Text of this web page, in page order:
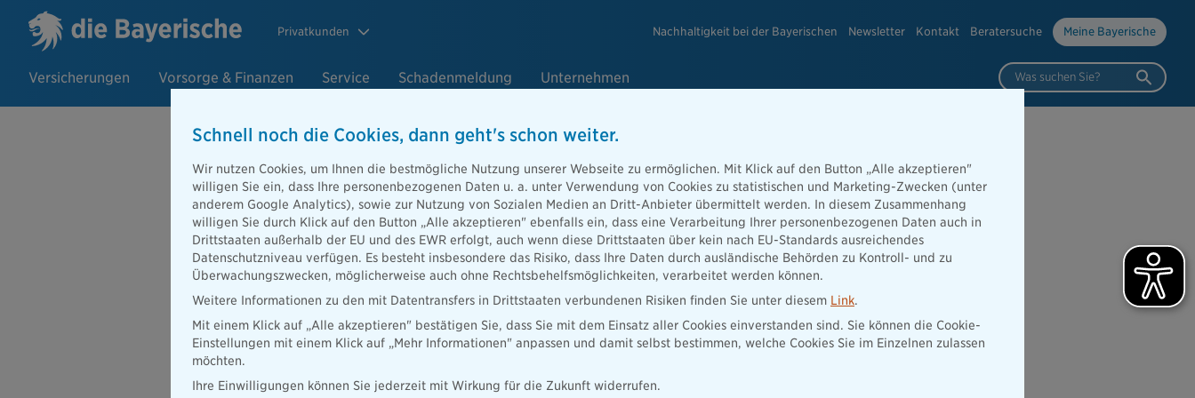
Privatkunden Nachhaltigkeit bei der Bayerischen Newsletter Kontakt Beratersuche Meine Bayerische
Versicherungen Vorsorge & Finanzen Service Schadenmeldung Unternehmen Was suchen Sie?
26.09.2019
Versicherungsgruppe die Bayerische und Pangaea Life
werden klimaneutral
Die Bayerische und ihre nachhaltige Tochter Pangaea Life setzen ein Zeichen für den
Klimaschutz und wirtschaften ab sofort klimaneutral. Als klimaneutrales Unternehmen erfüllt
Den klimawirksamen Ausgleich sämtlicher CO₂-Emissionen weist die Bayerische fortan durch
Schnell noch die Cookies, dann geht's schon weiter.
Wir nutzen Cookies, um Ihnen die bestmögliche Nutzung unserer Webseite zu ermöglichen. Mit Klick auf den Button „Alle akzeptieren"
willigen Sie ein, dass Ihre personenbezogenen Daten u. a. unter Verwendung von Cookies zu statistischen und Marketing-Zwecken (unter
anderem Google Analytics), sowie zur Nutzung von Sozialen Medien an Dritt-Anbieter übermittelt werden. In diesem Zusammenhang
willigen Sie durch Klick auf den Button „Alle akzeptieren" ebenfalls ein, dass eine Verarbeitung Ihrer personenbezogenen Daten auch in
Drittstaaten außerhalb der EU und des EWR erfolgt, auch wenn diese Drittstaaten über kein nach EU-Standards ausreichendes
Datenschutzniveau verfügen. Es besteht insbesondere das Risiko, dass Ihre Daten durch ausländische Behörden zu Kontroll- und zu
Überwachungszwecken, möglicherweise auch ohne Rechtsbehelfsmöglichkeiten, verarbeitet werden können.
Weitere Informationen zu den mit Datentransfers in Drittstaaten verbundenen Risiken finden Sie unter diesem Link.
Mit einem Klick auf „Alle akzeptieren" bestätigen Sie, dass Sie mit dem Einsatz aller Cookies einverstanden sind. Sie können die Cookie-
Einstellungen mit einem Klick auf „Mehr Informationen" anpassen und damit selbst bestimmen, welche Cookies Sie im Einzelnen zulassen
möchten.
Ihre Einwilligungen können Sie jederzeit mit Wirkung für die Zukunft widerrufen.